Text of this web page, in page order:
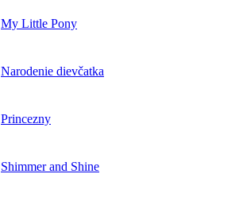
My Little Pony
Narodenie dievčatka
Princezny
Shimmer and Shine